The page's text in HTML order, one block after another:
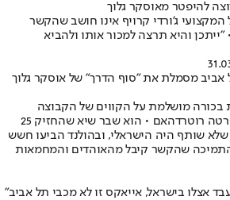
להיפטר מאוסקר גלוך
ג'ורדי קרויף אינו חושב שהקשר
והיא תרצה למכור אותו ולהביא
מסמלת את "סוף הדרך" של אוסקר גלוך
בכורה מושלמת על הקווים של הקבוצה
מאמסטרדם עם 0:4 על ספרטה רוטרדהאם • הוא שבר שיא שהחזיק 25
שותף היה הישראלי, ובהולנד הביעו חשש
התמיכה שהקשר קיבל מהאוהדים והמחמאות
אצלו בישראל, אייאקס זו לא מכבי תל אביב"